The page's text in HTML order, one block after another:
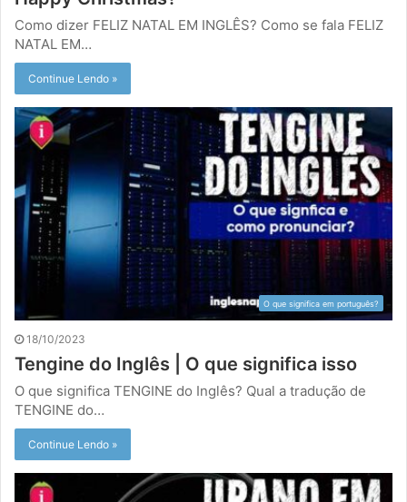
Como dizer FELIZ NATAL EM INGLÊS? Como se fala FELIZ
NATAL EM…
Continue Lendo »
O que significa em português?
18/10/2023
Tengine do Inglês | O que significa isso
O que significa TENGINE do Inglês? Qual a tradução de
TENGINE do…
Continue Lendo »